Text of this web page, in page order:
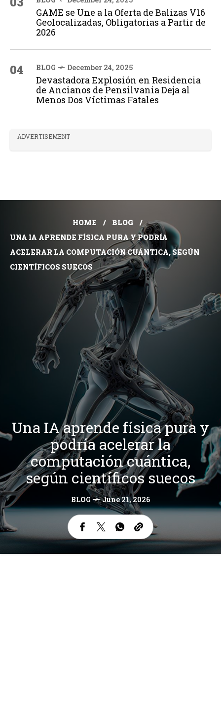
GAME se Une a la Oferta de Balizas V16
Geolocalizadas, Obligatorias a Partir de
2026
04 BLOG December 24, 2025
Devastadora Explosión en Residencia
de Ancianos de Pensilvania Deja al
Menos Dos Víctimas Fatales
ADVERTISEMENT
HOME
BLOG
UNA IA APRENDE FÍSICA PURA Y PODRÍA
ACELERAR LA COMPUTACIÓN CUÁNTICA, SEGÚN
CIENTÍFICOS SUECOS
Una IA aprende física pura y
podría acelerar la
computación cuántica,
según científicos suecos
BLOG June 21, 2026